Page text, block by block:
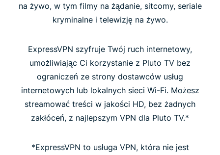
na żywo, w tym filmy na żądanie, sitcomy, seriale
kryminalne i telewizję na żywo.
ExpressVPN szyfruje Twój ruch internetowy,
umożliwiając Ci korzystanie z Pluto TV bez
ograniczeń ze strony dostawców usług
internetowych lub lokalnych sieci Wi-Fi. Możesz
streamować treści w jakości HD, bez żadnych
zakłóceń, z najlepszym VPN dla Pluto TV.*
*ExpressVPN to usługa VPN, która nie jest